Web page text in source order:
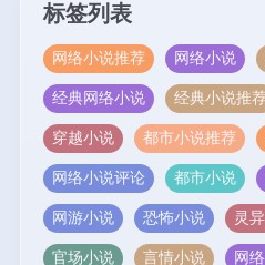
标签列表
网络小说推荐 网络小说
经典网络小说 经典小说推
穿越小说 都市小说推荐
网络小说评论 都市小说
网游小说 恐怖小说 灵
官场小说 言情小说 网